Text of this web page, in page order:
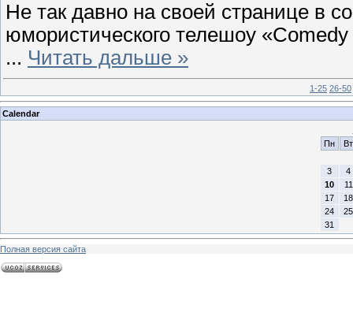
Не так давно на своей странице в
юмористического телешоу
... Читать дальше »
1-25 26-50
Calendar
Пн
Вт
3
4
10
11
17
18
24
25
31
Полная версия сайта